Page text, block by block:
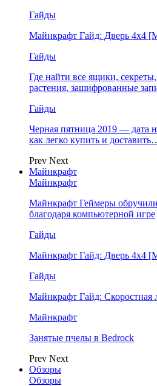
Гайды
Майнкрафт Гайд: Дверь 4х4
Гайды
Где найти все ящики,
растения, зашифрованные
Гайды
Черная пятница 2019 — дата
как легко купить и
Prev Next
Майнкрафт
Майнкрафт
Майнкрафт Геймеры
благодаря компьютерной игре
Гайды
Майнкрафт Гайд: Дверь 4х4
Гайды
Майнкрафт Гайд: Скоростная
Майнкрафт
Занятые пчелы в Bedrock
Prev Next
Обзоры
Обзоры